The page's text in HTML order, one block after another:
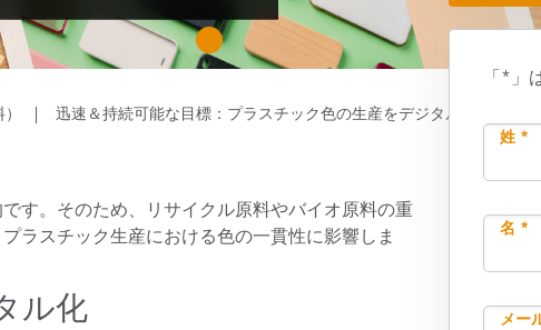
食品の測色
ライフサイエンス
製紙業
建築基材
1
迅速＆持続可能な目標：プラスチック色の生産をデジタル
共有
す。そのため、リサイクル原料やバイオ原料の重
ラスチック生産における色の一貫性に影響しま
ル化
「*」
姓 *
名 *
メー